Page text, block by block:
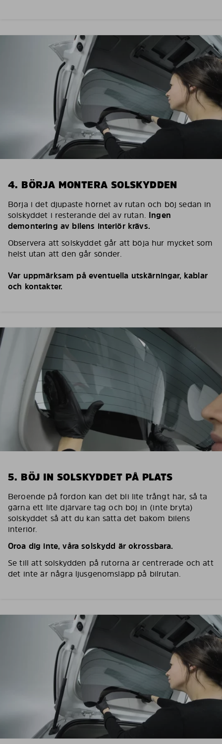
4. BÖRJA MONTERA SOLSKYDDEN
Börja i det djupaste hörnet av rutan och böj sedan in
solskyddet i resterande del av rutan. Ingen
demontering av bilens interiör krävs.
Observera att solskyddet går att böja hur mycket som
helst utan att den går sönder.
Var uppmärksam på eventuella utskärningar, kablar
och kontakter.
5. BÖJ IN SOLSKYDDET PÅ PLATS
Beroende på fordon kan det bli lite trångt här, så ta
gärna ett lite djärvare tag och böj in (inte bryta)
solskyddet så att du kan sätta det bakom bilens
interiör.
Oroa dig inte, våra solskydd är okrossbara.
Se till att solskydden på rutorna är centrerade och att
det inte är några ljusgenomsläpp på bilrutan.